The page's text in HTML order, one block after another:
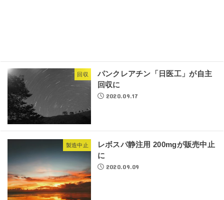
回収
パンクレアチン「日医工」が自主
回収に
2020.09.17
製造中止
レボスパ静注用 200mgが販売中止
に
2020.09.09